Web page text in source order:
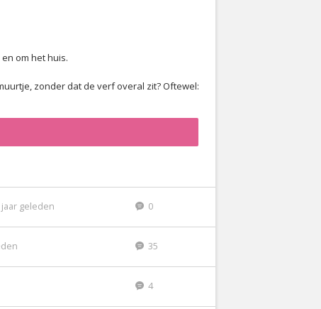
om het huis.
zonder dat de verf overal zit? Oftewel:
jaar geleden 0
35
4